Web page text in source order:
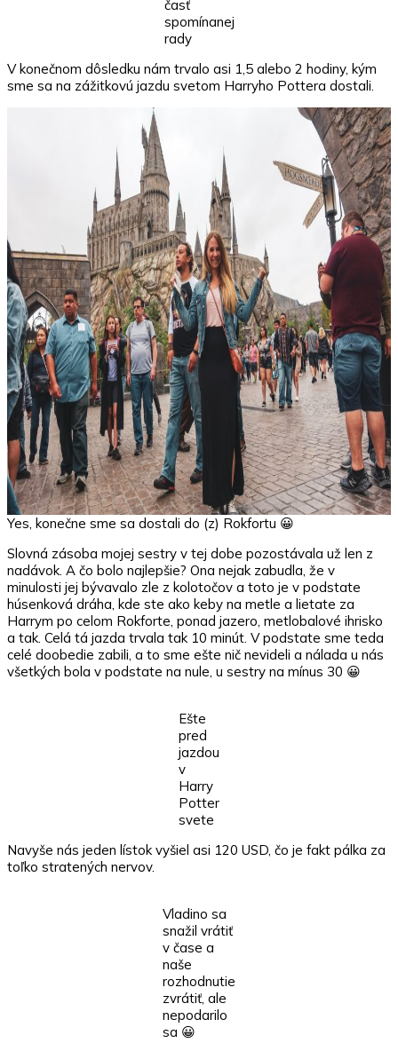
časť
spomínanej
rady
V konečnom dôsledku nám trvalo asi 1,5 alebo 2 hodiny, kým
sme sa na zážitkovú jazdu svetom Harryho Pottera dostali.
Yes, konečne sme sa dostali do (z) Rokfortu 😀
Slovná zásoba mojej sestry v tej dobe pozostávala už len z
nadávok. A čo bolo najlepšie? Ona nejak zabudla, že v
minulosti jej bývavalo zle z kolotočov a toto je v podstate
húsenková dráha, kde ste ako keby na metle a lietate za
Harrym po celom Rokforte, ponad jazero, metlobalové ihrisko
a tak. Celá tá jazda trvala tak 10 minút. V podstate sme teda
celé doobedie zabili, a to sme ešte nič nevideli a nálada u nás
všetkých bola v podstate na nule, u sestry na mínus 30 😀
Ešte
pred
jazdou
v
Harry
Potter
svete
Navyše nás jeden lístok vyšiel asi 120 USD, čo je fakt pálka za
toľko stratených nervov.
Vladino sa
snažil vrátiť
v čase a
naše
rozhodnutie
zvrátiť, ale
nepodarilo
sa 😀